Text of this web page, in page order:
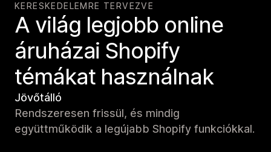
KERESKEDELEMRE TERVEZVE
A világ legjobb online
áruházai Shopify
témákat használnak
Jövőtálló
Rendszeresen frissül, és mindig
együttműködik a legújabb Shopify funkciókkal.